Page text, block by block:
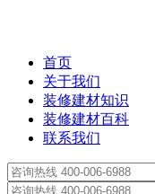
首页
关于我们
装修建材知识
装修建材百科
联系我们